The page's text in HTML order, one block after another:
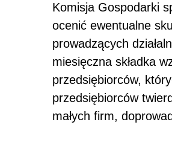
Komisja Gospodarki
ocenić ewentualne
prowadzących
miesięczna składka
przedsiębiorców,
przedsiębiorców
małych firm,